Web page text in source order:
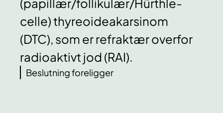
celle) thyreoideakarsinom
(DTC), som er refraktær overfor
radioaktivt jod (RAI).
Beslutning foreligger